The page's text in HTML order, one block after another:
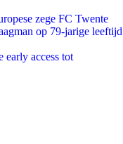
zege FC Twente
op 79-jarige leeftijd
early access tot